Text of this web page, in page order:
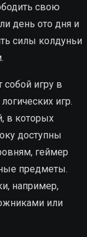
свою
день ото дня и
силы колдуньи
собой игру в
игр.
в которых
доступны
геймер
предметы.
например,
или